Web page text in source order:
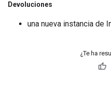
Devoluciones
una nueva instancia de
¿Te ha